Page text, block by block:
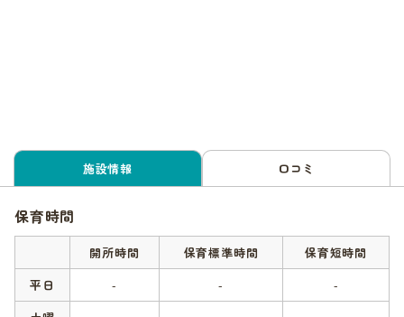
施設情報 口コミ
保育時間
開所時間 保育標準時間
保育短時間
平日
- -
-